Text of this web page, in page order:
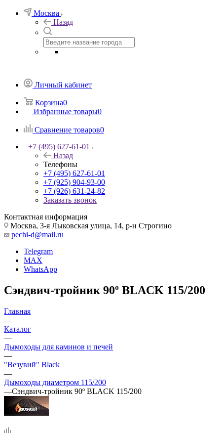
Москва
Назад
Личный кабинет
Корзина0
Избранные товары0
Сравнение товаров0
+7 (495) 627-61-01
Назад
Телефоны
+7 (495) 627-61-01
+7 (925) 904-93-00
+7 (926) 631-24-82
Заказать звонок
Контактная информация
Москва, 3-я Лыковская улица, 14, р-н Строгино
pechi-d@mail.ru
Telegram
MAX
WhatsApp
Сэндвич-тройник 90º BLACK 115/200
Главная
—
Каталог
—
Дымоходы для каминов и печей
—
"Везувий" Black
—
Дымоходы диаметром 115/200
—Сэндвич-тройник 90º BLACK 115/200